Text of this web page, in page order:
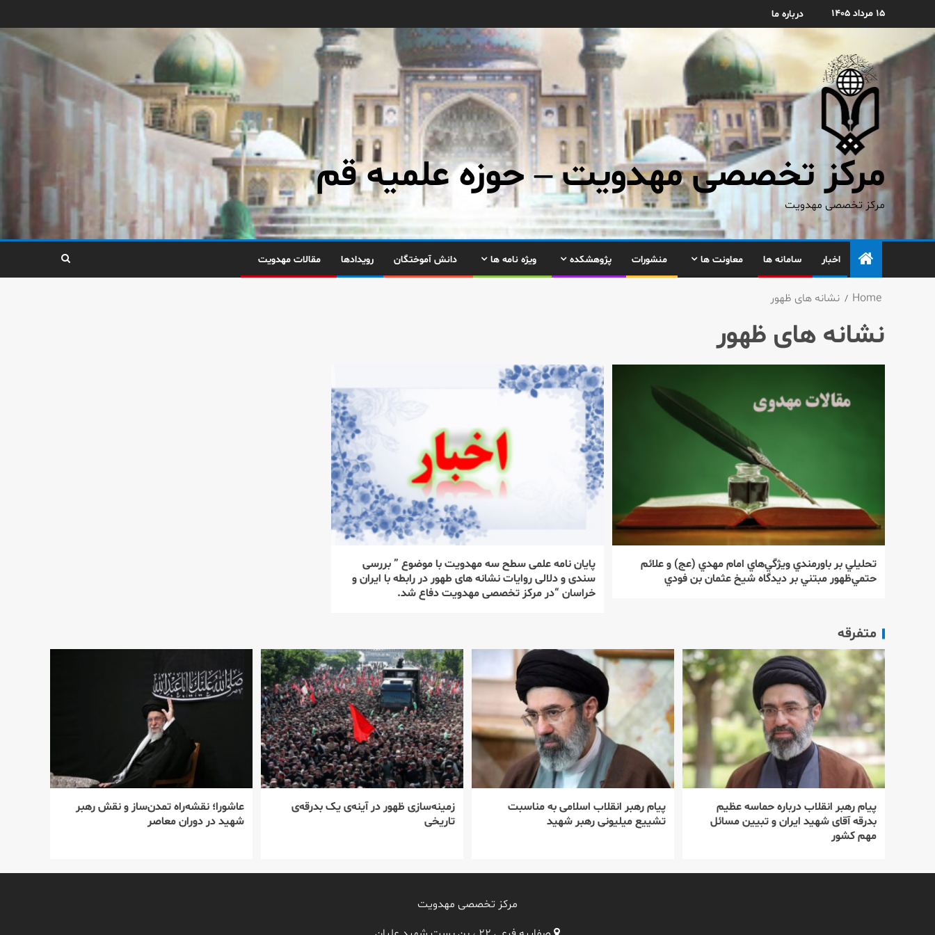
۱۵ مرداد ۱۴۰۵ درباره ما
مرکز تخصصی مهدویت – حوزه علمیه قم
مرکز تخصصی مهدویت
اخبار سامانه ها معاونت ها منشورات پژوهشکده ویژه نامه ها دانش آموختگان رویدادها مقالات مهدویت
Home نشانه های ظهور
نشانه های ظهور
تحليلي بر باورمندي ويژگي‌هاي امام مهدي (عج) و علائم
حتمي‌ظهور مبتني بر ديدگاه شيخ عثمان بن فودي
پایان نامه علمی سطح سه مهدویت با موضوع ” بررسی
سندی و دلالی روایات نشانه های طهور در رابطه با ایران و
خراسان “در مركز تخصصی مهدویت دفاع شد.
متفرقه
پیام رهبر انقلاب درباره حماسه عظیم
بدرقه آقای شهید ایران و تبیین مسائل
مهم کشور
پیام رهبر انقلاب اسلامی به مناسبت
تشییع میلیونی رهبر شهید
زمینه‌سازی ظهور در آینه‌ی یک بدرقه‌ی
تاریخی
عاشورا؛ نقشه‌راه تمدن‌ساز و نقش رهبر
شهید در دوران معاصر
مرکز تخصصی مهدویت